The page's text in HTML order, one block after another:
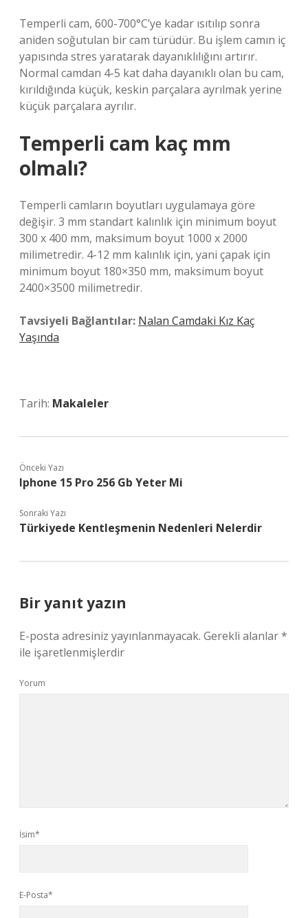
Temperli cam, 600-700°C’ye kadar ısıtılıp sonra
aniden soğutulan bir cam türüdür. Bu işlem camın iç
yapısında stres yaratarak dayanıklılığını artırır.
Normal camdan 4-5 kat daha dayanıklı olan bu cam,
kırıldığında küçük, keskin parçalara ayrılmak yerine
küçük parçalara ayrılır.
Temperli cam kaç mm
olmalı?
Temperli camların boyutları uygulamaya göre
değişir. 3 mm standart kalınlık için minimum boyut
300 x 400 mm, maksimum boyut 1000 x 2000
milimetredir. 4-12 mm kalınlık için, yani çapak için
minimum boyut 180×350 mm, maksimum boyut
2400×3500 milimetredir.
Tavsiyeli Bağlantılar: Nalan Camdaki Kız Kaç
Yaşında
Tarih: Makaleler
Önceki Yazı
Iphone 15 Pro 256 Gb Yeter Mi
Sonraki Yazı
Türkiyede Kentleşmenin Nedenleri Nelerdir
Bir yanıt yazın
E-posta adresiniz yayınlanmayacak. Gerekli alanlar*
ile işaretlenmişlerdir
Yorum
İsim*
E-Posta*